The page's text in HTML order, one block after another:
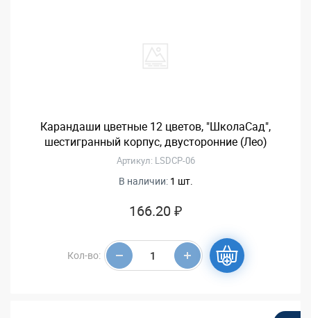
Карандаши цветные 12 цветов, "ШколаСад",
шестигранный корпус, двусторонние (Лео)
Артикул: LSDCP-06
В наличии: 1 шт.
166.20 ₽
Кол-во: